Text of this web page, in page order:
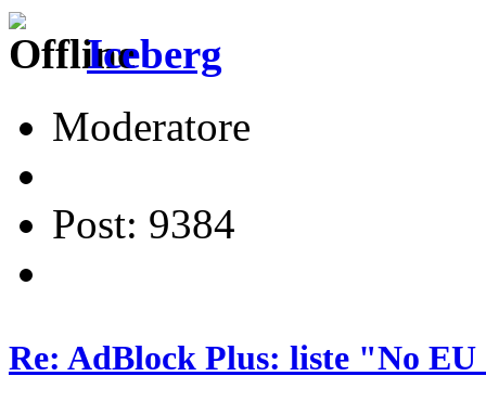
Iceberg
Moderatore
Post: 9384
Re: AdBlock Plus: liste "No